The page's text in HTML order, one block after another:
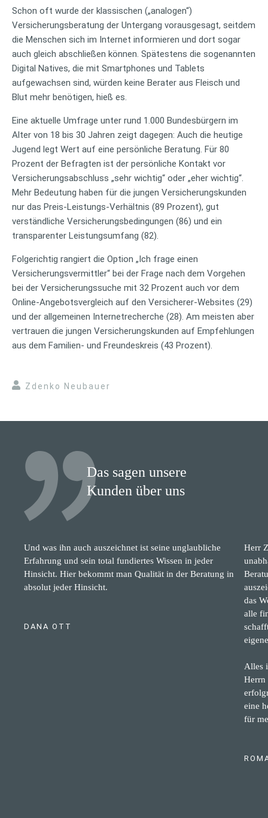
Schon oft wurde der klassischen („analogen“)
Versicherungsberatung der Untergang vorausgesagt, seitdem
die Menschen sich im Internet informieren und dort sogar
auch gleich abschließen können. Spätestens die sogenannten
Digital Natives, die mit Smartphones und Tablets
aufgewachsen sind, würden keine Berater aus Fleisch und
Blut mehr benötigen, hieß es.
Eine aktuelle Umfrage unter rund 1.000 Bundesbürgern im
Alter von 18 bis 30 Jahren zeigt dagegen: Auch die heutige
Jugend legt Wert auf eine persönliche Beratung. Für 80
Prozent der Befragten ist der persönliche Kontakt vor
Versicherungsabschluss „sehr wichtig“ oder „eher wichtig“.
Mehr Bedeutung haben für die jungen Versicherungskunden
nur das Preis-Leistungs-Verhältnis (89 Prozent), gut
verständliche Versicherungsbedingungen (86) und ein
transparenter Leistungsumfang (82).
Folgerichtig rangiert die Option „Ich frage einen
Versicherungsvermittler“ bei der Frage nach dem Vorgehen
bei der Versicherungssuche mit 32 Prozent auch vor dem
Online-Angebotsvergleich auf den Versicherer-Websites (29)
und der allgemeinen Internetrecherche (28). Am meisten aber
vertrauen die jungen Versicherungskunden auf Empfehlungen
aus dem Familien- und Freundeskreis (43 Prozent).
Zdenko Neubauer
Das sagen unsere
Kunden über uns
Und was ihn auch auszeichnet ist seine unglaubliche
Erfahrung und sein total fundiertes Wissen in jeder
Hinsicht. Hier bekommt man Qualität in der Beratung in
absolut jeder Hinsicht.
DANA OTT
Herr
das
alle
Alles
Herrn
eine
für